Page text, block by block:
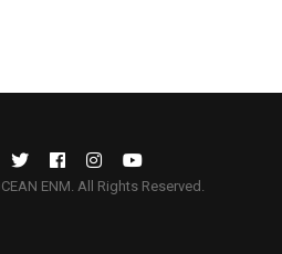
ENM. All Rights Reserved.